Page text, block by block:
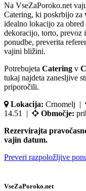
Na VseZaPoroko.net
Catering, ki poskrbijo za
idealno lokacijo za
dekoracijo, torto, prevoz
ponudbe, preverita
vajini bližini.
Potrebujeta Catering v
tukaj najdeta zanesljive
priporočili.
Lokacija: Crnomelj |
14.51 |
Območje:
Rezervirajta
vajin datum.
Preveri razpoložljive
VseZaPoroko.net